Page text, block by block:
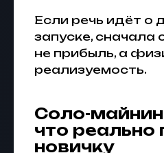
Если речь идёт о
запуске, сначала
не прибыль, а
реализуемость.
Соло-
что реально
новичку